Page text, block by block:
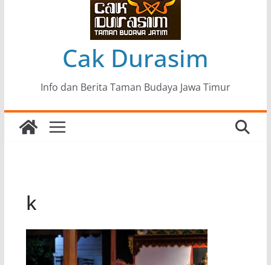
Pameran Tunggal 35 Karya Agus Koecink
“Tumbang Tambang”, Ungkapan Kritis Tentang
Derita Pekerja Pertambangan
Cak Durasim
Info dan Berita Taman Budaya Jawa Timur
k